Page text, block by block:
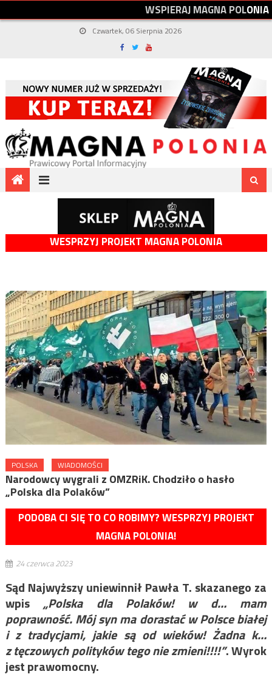
WSPIERAJMAGNAPOLONIA
Czwartek, 06 Sierpnia 2026
WESPRZYJ PROJEKT MAGNA POLONIA
POLSKA WIADOMOŚCI
Narodowcy wygrali z OMZRiK. Chodziło o hasło
„Polska dla Polaków”
PODOBA CI SIĘ TO CO ROBIMY? WESPRZYJ PROJEKT
MAGNA POLONIA!
24 czerwca 2023
Sąd Najwyższy uniewinnił Pawła T. skazanego za
wpis„Polska dla Polaków! w d… mam
poprawność. Mój syn ma dorastać w Polsce białej
i z tradycjami, jakie są od wieków! Żadna k…
z tęczowych polityków tego nie zmieni!!!!”. Wyrok
jest prawomocny.